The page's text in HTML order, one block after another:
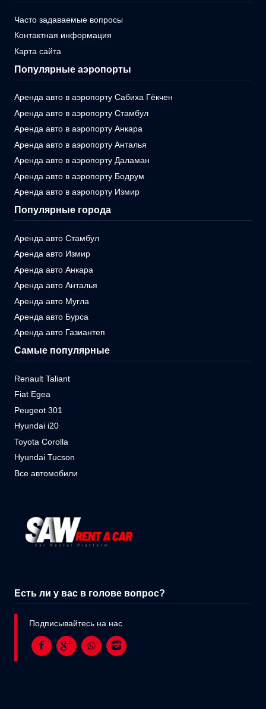
Часто задаваемые вопросы
Контактная информация
Карта сайта
Популярные аэропорты
Аренда авто в аэропорту Сабиха Гёкчен
Аренда авто в аэропорту Стамбул
Аренда авто в аэропорту Анкара
Аренда авто в аэропорту Анталья
Аренда авто в аэропорту Даламан
Аренда авто в аэропорту Бодрум
Аренда авто в аэропорту Измир
Популярные города
Аренда авто Стамбул
Аренда авто Измир
Аренда авто Анкара
Аренда авто Анталья
Аренда авто Мугла
Аренда авто Бурса
Аренда авто Газиантеп
Самые популярные
Renault Taliant
Fiat Egea
Peugeot 301
Hyundai i20
Toyota Corolla
Hyundai Tucson
Все автомобили
Есть ли у вас в голове вопрос?
Подписывайтесь на нас